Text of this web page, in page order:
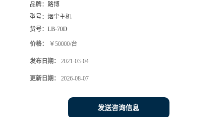
品牌： 路博
型号： 烟尘主机
货号： LB-70D
价格： ￥50000/台
发布日期： 2021-03-04
更新日期： 2026-08-07
发送咨询信息